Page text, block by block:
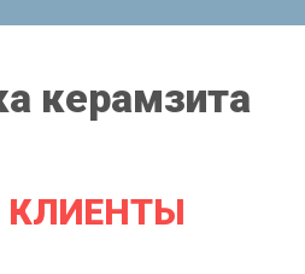
керамзита
КЛИЕНТЫ